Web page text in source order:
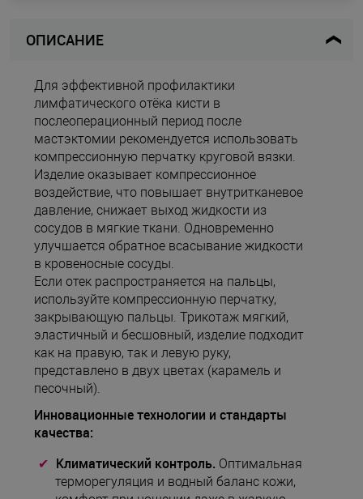
ОПИСАНИЕ
Для эффективной профилактики
лимфатического отёка кисти в
послеоперационный период после
мастэктомии рекомендуется использовать
компрессионную перчатку круговой вязки.
Изделие оказывает компрессионное
воздействие, что повышает внутритканевое
давление, снижает выход жидкости из
сосудов в мягкие ткани. Одновременно
улучшается обратное всасывание жидкости
в кровеносные сосуды.
Если отек распространяется на пальцы,
используйте компрессионную перчатку,
закрывающую пальцы. Трикотаж мягкий,
эластичный и бесшовный, изделие подходит
как на правую, так и левую руку,
представлено в двух цветах (карамель и
песочный).
Инновационные технологии и стандарты
качества:
Климатический контроль. Оптимальная
терморегуляция и водный баланс кожи,